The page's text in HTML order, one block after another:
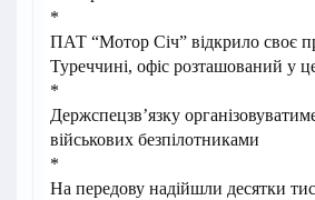
*
ПАТ “Мотор Січ” відкрило своє
Туреччині, офіс розташований у
*
Держспецзв’язку
військових безпілотниками
*
На передову надійшли десятки